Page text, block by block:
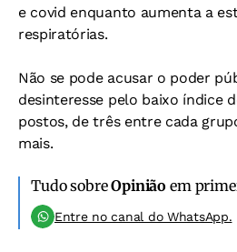
e covid enquanto aumenta a
respiratórias.
Não se pode acusar o poder
desinteresse pelo baixo índice
postos, de três entre cada
mais.
Tudo sobreOpinião em
Entre no canal do WhatsApp.